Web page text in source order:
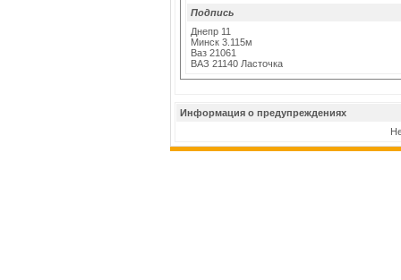
Подпись
Днепр 11
Минск 3.115м
Ваз 21061
ВАЗ 21140 Ласточка
Информация о предупреждениях